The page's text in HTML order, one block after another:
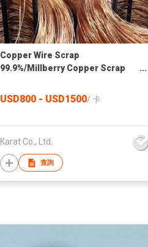
Copper Wire Scrap
99.9%/Millberry Copper Scrap
C10200/C11000/C12000/TU1/TU2/T2
Grade 25kg/bag 0.05mm-3.20mm
USD800 - USD1500/ 卡
Karat Co., Ltd.
查詢